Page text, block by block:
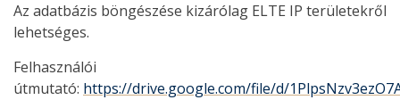
Az adatbázis böngészése kizárólag ELTE IP területekről
lehetséges.
Felhasználói
útmutató: https://drive.google.com/file/d/